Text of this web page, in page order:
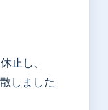
止し、
しました